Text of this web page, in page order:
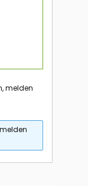
melden